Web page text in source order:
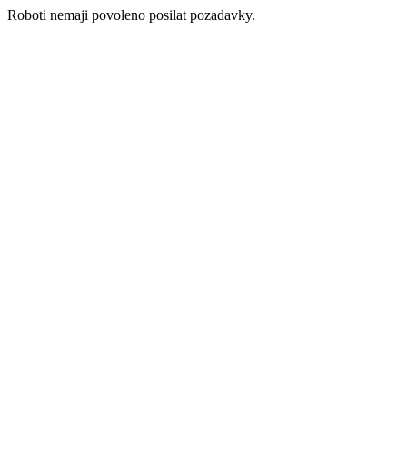
Roboti nemaji povoleno posilat pozadavky.